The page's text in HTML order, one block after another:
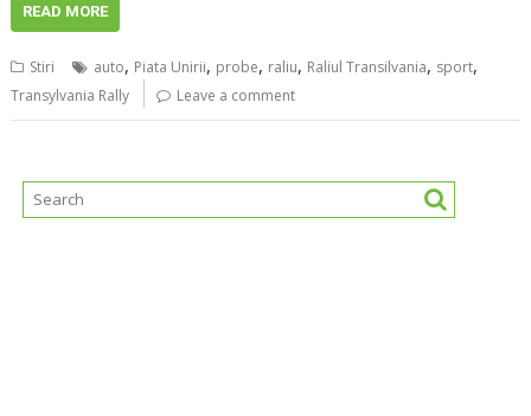
READ MORE
Stiri auto, Piata Unirii, probe, raliu, Raliul Transilvania, sport,
Transylvania Rally Leave a comment